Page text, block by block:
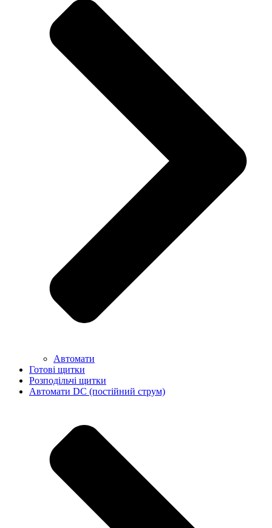
Автомати
Готові щитки
Розподільчі щитки
Автомати DC (постійний струм)